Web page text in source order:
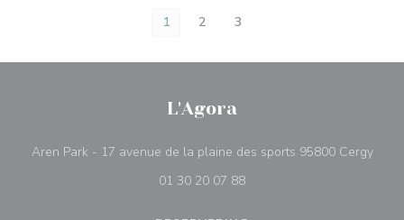
1 2 3
L'Agora
Aren Park - 17 avenue de la plaine des sports 95800 Cergy
01 30 20 07 88